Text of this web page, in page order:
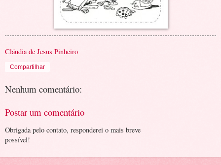
Cláudia de Jesus Pinheiro
Compartilhar
Nenhum comentário:
Postar um comentário
Obrigada pelo contato, responderei o mais breve
possível!